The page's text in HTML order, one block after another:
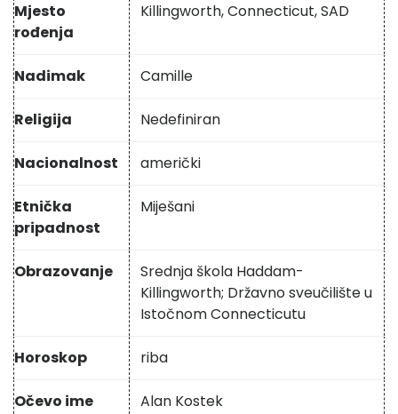
Mjesto
rođenja
Killingworth, Connecticut, SAD
Nadimak Camille
Religija Nedefiniran
Nacionalnost američki
Etnička
pripadnost
Miješani
Obrazovanje
Srednja škola Haddam-
Killingworth; Državno sveučilište u
Istočnom Connecticutu
Horoskop riba
Očevo ime Alan Kostek